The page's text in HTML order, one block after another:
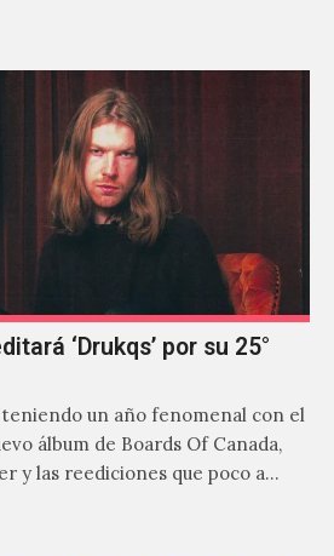
‘Drukqs’ por su 25°
teniendo un año fenomenal con el
álbum de Boards Of Canada,
y las reediciones que poco a…